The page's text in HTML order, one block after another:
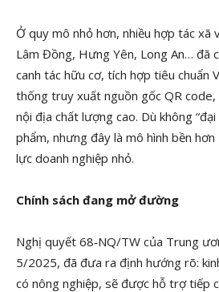
Ở quy mô nhỏ hơn, nhiều hợp tác xã
Lâm Đồng, Hưng Yên, Long An… đã
canh tác hữu cơ, tích hợp tiêu chuẩn
thống truy xuất nguồn gốc QR
nội địa chất lượng cao. Dù không
phẩm, nhưng đây là mô hình bền
lực doanh nghiệp nhỏ.
Chính sách đang mở đường
Nghị quyết 68‑NQ/TW của Trung
5/2025, đã đưa ra định hướng rõ:
có nông nghiệp, sẽ được hỗ trợ tiếp